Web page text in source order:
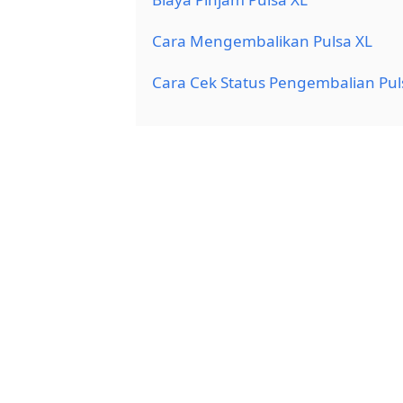
Cara Mengembalikan Pulsa XL
Cara Cek Status Pengembalian